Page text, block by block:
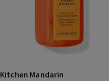
Kitchen Mandarin